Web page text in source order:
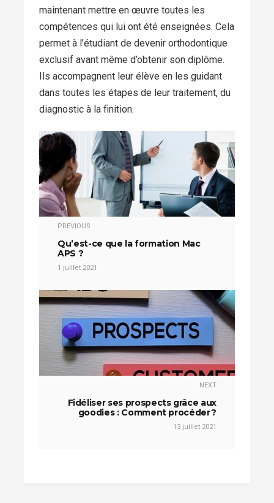
maintenant mettre en œuvre toutes les
compétences qui lui ont été enseignées. Cela
permet à l’étudiant de devenir orthodontique
exclusif avant même d’obtenir son diplôme.
Ils accompagnent leur élève en les guidant
dans toutes les étapes de leur traitement, du
diagnostic à la finition.
PREVIOUS
Qu’est-ce que la formation Mac
APS ?
1 juillet 2021
NEXT
Fidéliser ses prospects grâce aux
goodies : Comment procéder ?
13 juillet 2021